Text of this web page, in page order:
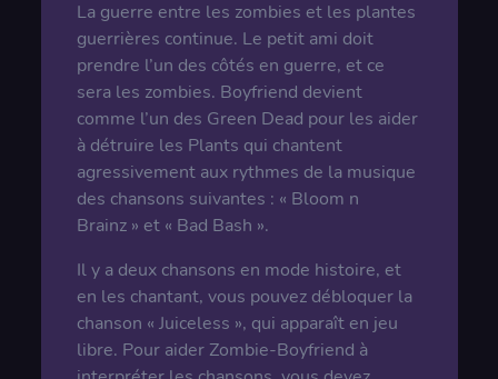
La guerre entre les zombies et les plantes
guerrières continue. Le petit ami doit
prendre l’un des côtés en guerre, et ce
sera les zombies. Boyfriend devient
comme l’un des Green Dead pour les aider
à détruire les Plants qui chantent
agressivement aux rythmes de la musique
des chansons suivantes : « Bloom n
Brainz » et « Bad Bash ».
Il y a deux chansons en mode histoire, et
en les chantant, vous pouvez débloquer la
chanson « Juiceless », qui apparaît en jeu
libre. Pour aider Zombie-Boyfriend à